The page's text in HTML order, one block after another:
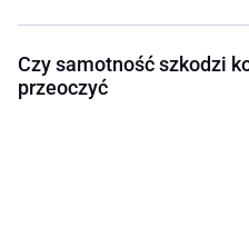
Czy samotność szkodzi
przeoczyć